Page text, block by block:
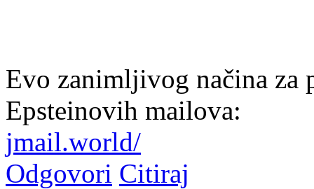
Evo zanimljivog načina za
Epsteinovih mailova:
jmail.world/
Odgovori Citiraj